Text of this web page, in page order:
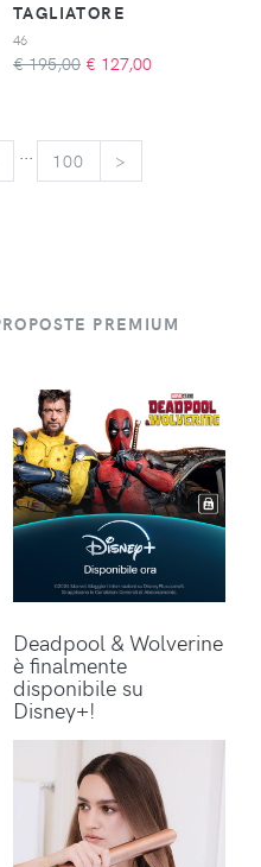
TAGLIATORE
46
€ 195,00 € 127,00
... 100 >
PREMIUM
Deadpool & Wolverine
è finalmente
disponibile su
Disney+!